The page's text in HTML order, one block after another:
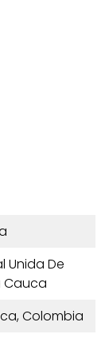
Unida De
Cauca
Colombia